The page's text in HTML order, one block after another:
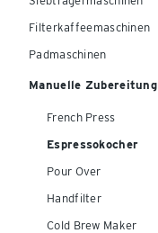
Filterkaffeemaschinen
Padmaschinen
Manuelle Zubereitung
French Press
Espressokocher
Pour Over
Handfilter
Cold Brew Maker